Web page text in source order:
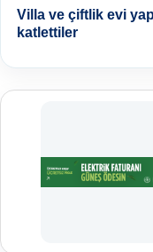
Villa ve çiftlik evi
katlettiler